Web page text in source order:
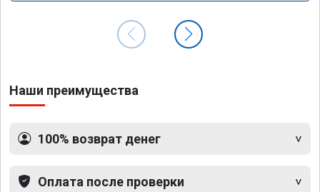
Наши преимущества
100% возврат денег
Оплата после проверки